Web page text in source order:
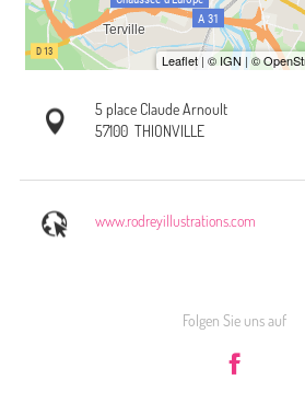
5 place Claude Arnoult
57100 THIONVILLE
www.rodreyillustrations.com
Folgen Sie uns auf